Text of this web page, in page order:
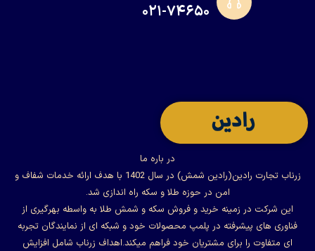
۰۲۱-۷۴۶۵۰
در باره ما
زرناب تجارت رادین(رادین شمش) در سال 1402 با هدف ارائه خدمات شفاف و
امن در حوزه طلا و سکه راه اندازی شد.
این شرکت در زمینه خرید و فروش سکه و شمش طلا به واسطه بهرگیری از
فناوری های پیشرفته در پلمپ محصولات خود و شبکه ای از نمایندگان تجربه
ای متفاوت را برای مشتریان خود فراهم میکند.اهداف زرناب شامل افزایش